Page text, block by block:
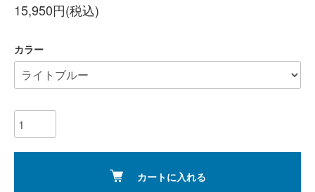
15,950円(税込)
カラー
カートに入れる